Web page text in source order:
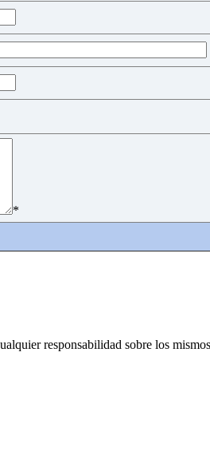
*
responsabilidad sobre los